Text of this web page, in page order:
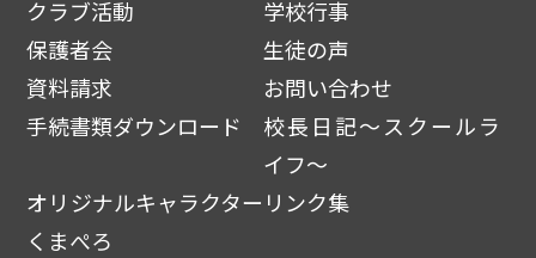
クラブ活動
学校行事
保護者会
生徒の声
資料請求
お問い合わせ
手続書類ダウンロード
校長日記～スクールラ
イフ～
オリジナルキャラクター
くまぺろ
リンク集